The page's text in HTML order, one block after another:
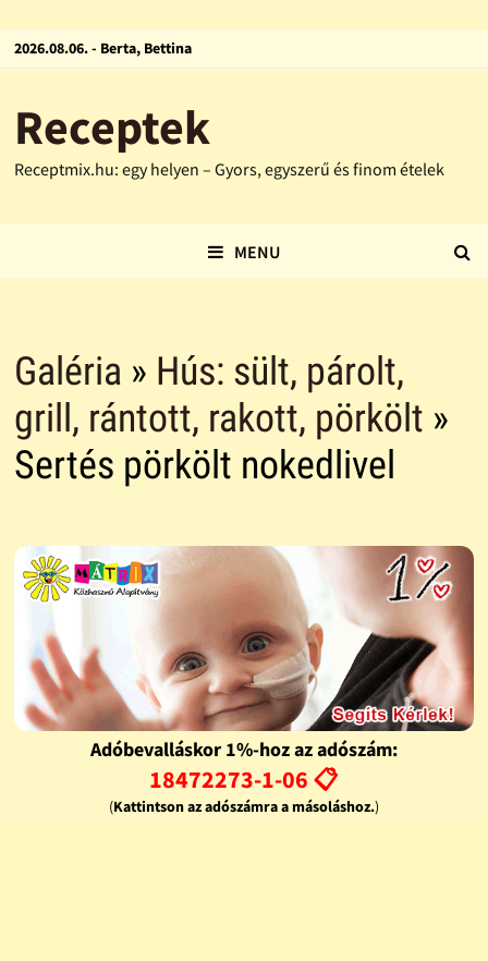
2026.08.06. - Berta, Bettina
Receptek
Receptmix.hu: egy helyen – Gyors, egyszerű és finom ételek
MENU
Galéria » Hús: sült, párolt,
grill, rántott, rakott, pörkölt »
Sertés pörkölt nokedlivel
Adóbevalláskor 1%-hoz az adószám:
18472273-1-06 📋
(Kattintson az adószámra a másoláshoz.)